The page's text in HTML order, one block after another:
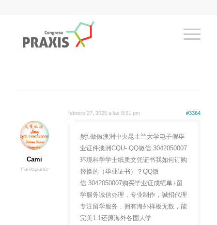
febrero 27, 2025 a las 8:51 pm #3364
Cami
Participante
然f.做假澳洲中央昆士兰大学电子假毕
业证件澳洲CQU- QQ微信:3042050007
环境科学学士纸质文凭证书我如何订购
替换的（毕业证书）？QQ微
信:3042050007购买毕业证成绩单+留
学服务诚信办理，专业制作，誠招代理
专注留学服务，拥有海外样板无数，能
完美1:1还原海外各国大学